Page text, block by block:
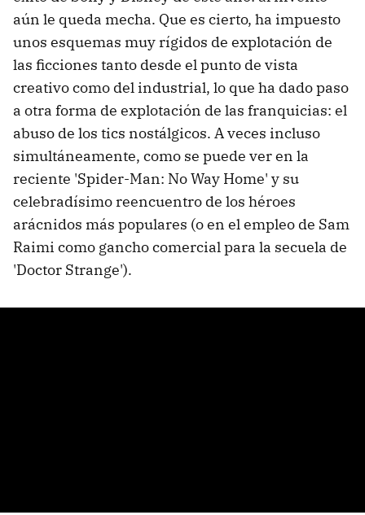
aún le queda mecha. Que es cierto, ha impuesto
unos esquemas muy rígidos de explotación de
las ficciones tanto desde el punto de vista
creativo como del industrial, lo que ha dado paso
a otra forma de explotación de las franquicias: el
abuso de los tics nostálgicos. A veces incluso
simultáneamente, como se puede ver en la
reciente 'Spider-Man: No Way Home' y su
celebradísimo reencuentro de los héroes
arácnidos más populares (o en el empleo de Sam
Raimi como gancho comercial para la secuela de
'Doctor Strange').